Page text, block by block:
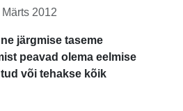
2012
järgmise taseme
peavad olema eelmise
või tehakse kõik